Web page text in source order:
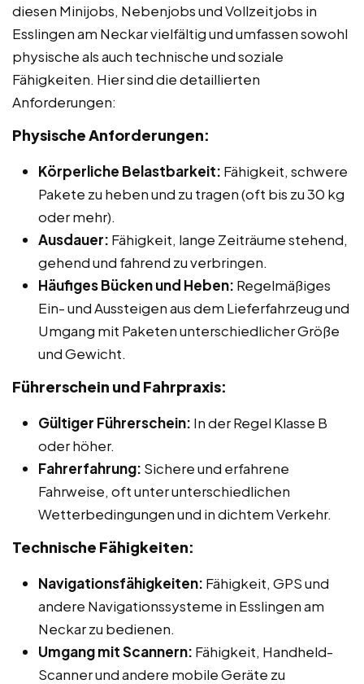
diesen Minijobs, Nebenjobs und Vollzeitjobs in
Esslingen am Neckar vielfältig und umfassen sowohl
physische als auch technische und soziale
Fähigkeiten. Hier sind die detaillierten
Anforderungen:
Physische Anforderungen:
Körperliche Belastbarkeit: Fähigkeit, schwere
Pakete zu heben und zu tragen (oft bis zu 30 kg
oder mehr).
Ausdauer: Fähigkeit, lange Zeiträume stehend,
gehend und fahrend zu verbringen.
Häufiges Bücken und Heben: Regelmäßiges
Ein- und Aussteigen aus dem Lieferfahrzeug und
Umgang mit Paketen unterschiedlicher Größe
und Gewicht.
Führerschein und Fahrpraxis:
Gültiger Führerschein: In der Regel Klasse B
oder höher.
Fahrerfahrung: Sichere und erfahrene
Fahrweise, oft unter unterschiedlichen
Wetterbedingungen und in dichtem Verkehr.
Technische Fähigkeiten:
Navigationsfähigkeiten: Fähigkeit, GPS und
andere Navigationssysteme in Esslingen am
Neckar zu bedienen.
Umgang mit Scannern: Fähigkeit, Handheld-
Scanner und andere mobile Geräte zu